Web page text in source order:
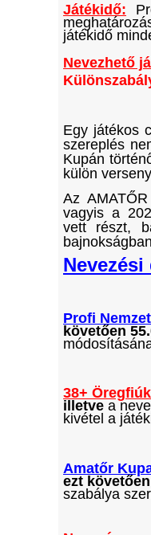
Játékidő:
játékidő
Nevezhető
Egy játékos
szereplés
Kupán
külön
Az
vagyis a
vett részt,
Profi
követően
38+ Öregfiúk
illetve a
kivétel a
Amatőr
ezt
szabálya